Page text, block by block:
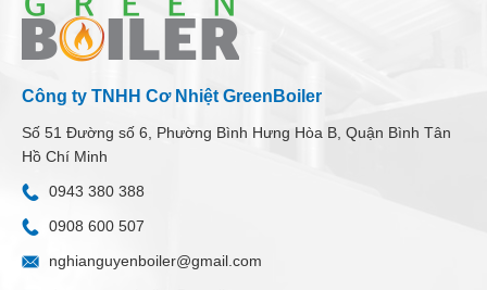
Công ty TNHH Cơ Nhiệt GreenBoiler
Số 51 Đường số 6, Phường Bình Hưng Hòa B, Quận Bình Tân
Hồ Chí Minh
0943 380 388
0908 600 507
nghianguyenboiler@gmail.com